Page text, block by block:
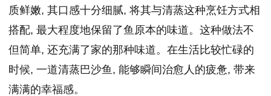
质鲜嫩, 其口感十分细腻, 将其与清蒸这种烹饪方式相
搭配, 最大程度地保留了鱼原本的味道。这种做法不
但简单, 还充满了家的那种味道。在生活比较忙碌的
时候, 一道清蒸巴沙鱼, 能够瞬间治愈人的疲惫, 带来
满满的幸福感。